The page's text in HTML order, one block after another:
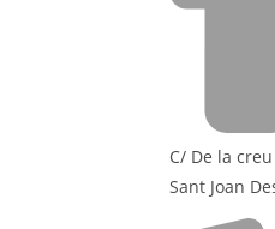
C/ De la
Sant Joan